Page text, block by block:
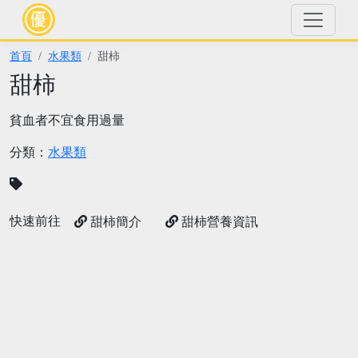
首頁 水果類 甜柿
甜柿
貧血者不宜食用過量
分類： 水果類
快速前往 甜柿簡介 甜柿營養資訊